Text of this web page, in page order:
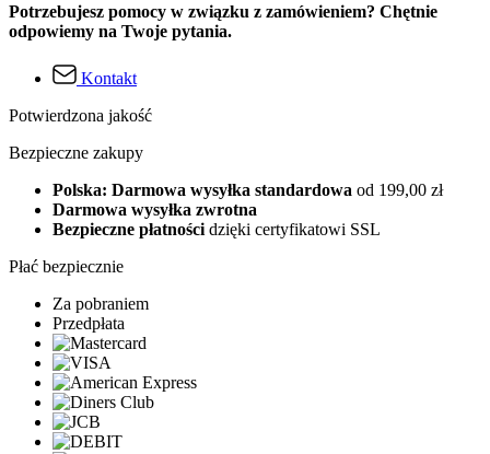
Potrzebujesz pomocy w związku z zamówieniem? Chętnie
odpowiemy na Twoje pytania.
Kontakt
Potwierdzona jakość
Bezpieczne zakupy
Polska: Darmowa wysyłka standardowa od 199,00 zł
Darmowa wysyłka zwrotna
Bezpieczne płatności dzięki certyfikatowi SSL
Płać bezpiecznie
Za pobraniem
Przedpłata